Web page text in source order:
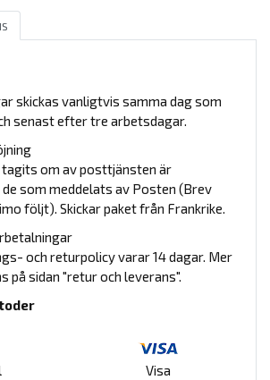
skickas vanligtvis samma dag som
senast efter tre arbetsdagar.
tagits om av posttjänsten är
som meddelats av Posten (Brev
följt). Skickar paket från Frankrike.
och returpolicy varar 14 dagar. Mer
på sidan "retur och leverans".
Visa